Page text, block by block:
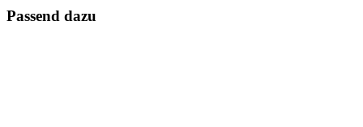
Passend dazu